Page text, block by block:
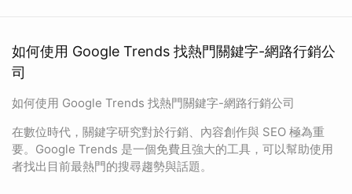
如何使用 Google Trends 找熱門關鍵字-網路行銷公
司
如何使用 Google Trends 找熱門關鍵字-網路行銷公司
在數位時代，關鍵字研究對於行銷、內容創作與 SEO 極為重
要。Google Trends 是一個免費且強大的工具，可以幫助使用
者找出目前最熱門的搜尋趨勢與話題。